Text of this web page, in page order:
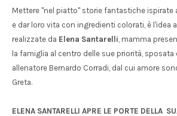
Mettere "nel piatto" storie fantastiche ispirate
e dar loro vita con ingredienti colorati, è l'idea
realizzate da Elena Santarelli, mamma
la famiglia al centro delle sue priorità,
allenatore Bernardo Corradi, dal cui amore
Greta.
ELENA SANTARELLI APRE LE PORTE DELLA